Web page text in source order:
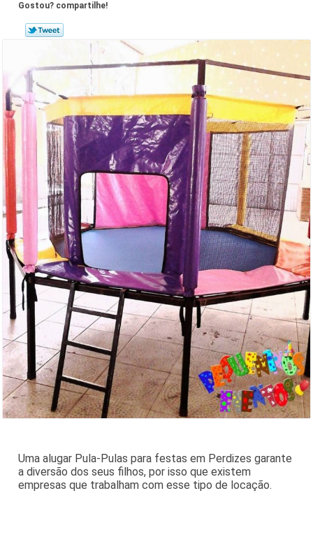
Gostou? compartilhe!
Uma alugar Pula-Pulas para festas em Perdizes garante
a diversão dos seus filhos, por isso que existem
empresas que trabalham com esse tipo de locação.